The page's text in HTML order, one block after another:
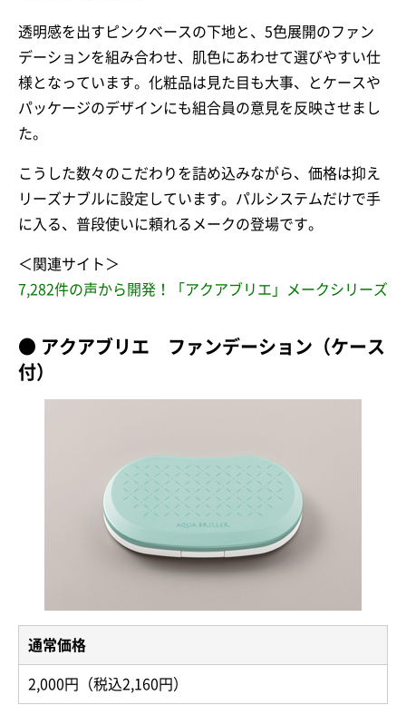
透明感を出すピンクベースの下地と、5色展開のファン
デーションを組み合わせ、肌色にあわせて選びやすい仕
様となっています。化粧品は見た目も大事、とケースや
パッケージのデザインにも組合員の意見を反映させまし
た。
こうした数々のこだわりを詰め込みながら、価格は抑え
リーズナブルに設定しています。パルシステムだけで手
に入る、普段使いに頼れるメークの登場です。
＜関連サイト＞
7,282件の声から開発！「アクアブリエ」メークシリーズ
● アクアブリエ ファンデーション（ケース
付）
通常価格
2,000円（税込2,160円）